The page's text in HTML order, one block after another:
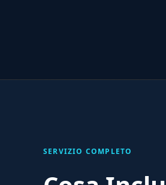
SERVIZIO COMPLETO